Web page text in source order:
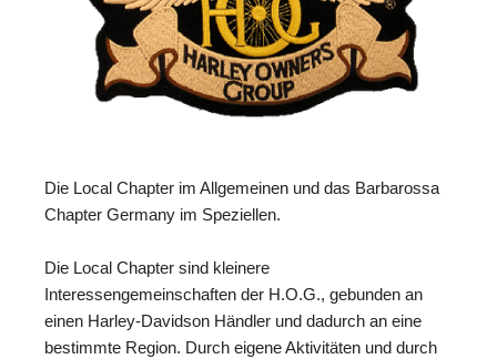
Die Local Chapter im Allgemeinen und das Barbarossa
Chapter Germany im Speziellen.
Die Local Chapter sind kleinere
Interessengemeinschaften der H.O.G., gebunden an
einen Harley-Davidson Händler und dadurch an eine
bestimmte Region. Durch eigene Aktivitäten und durch